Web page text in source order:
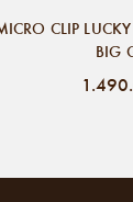
CLIP
BIG